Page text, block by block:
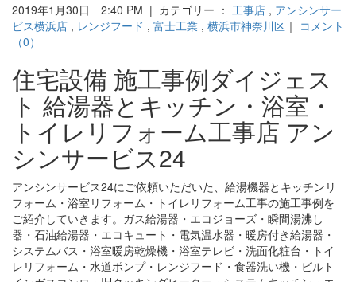
2019年1月30日 2:40 PM | カテゴリー ： 工事店 , アンシンサー
ビス横浜店 , レンジフード , 富士工業 , 横浜市神奈川区 ｜ コメント
（0）
住宅設備 施工事例ダイジェス
ト 給湯器とキッチン・浴室・
トイレリフォーム工事店 アン
シンサービス24
アンシンサービス24にご依頼いただいた、給湯機器とキッチンリ
フォーム・浴室リフォーム・トイレリフォーム工事の施工事例を
ご紹介していきます。ガス給湯器・エコジョーズ・瞬間湯沸し
器・石油給湯器・エコキュート・電気温水器・暖房付き給湯器・
システムバス・浴室暖房乾燥機・浴室テレビ・洗面化粧台・トイ
レリフォーム・水道ポンプ・レンジフード・食器洗い機・ビルト